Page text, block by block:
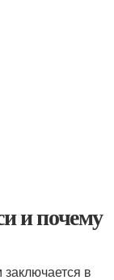
и почему
в